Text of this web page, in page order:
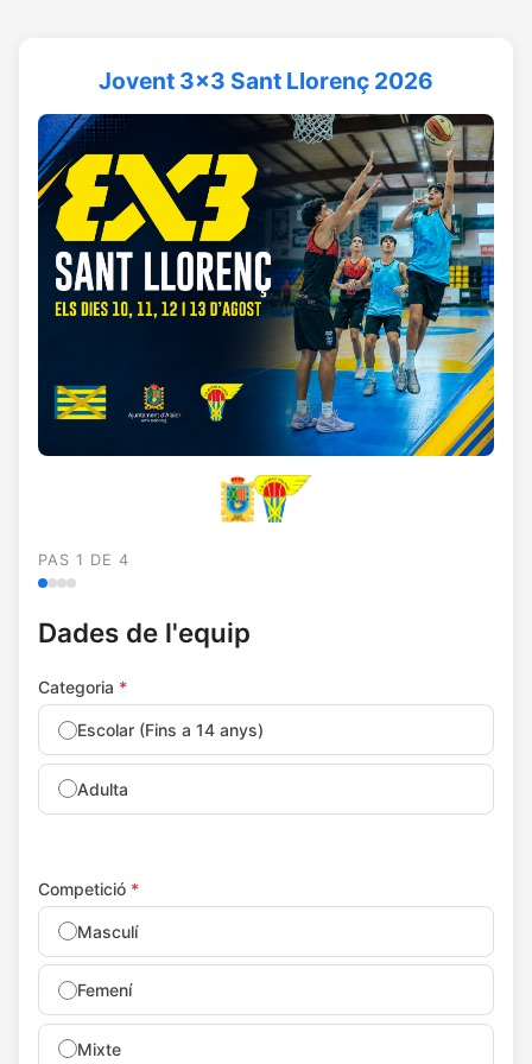
Jovent 3x3 Sant Llorenç 2026
PAS 1 DE 4
Dades de l'equip
Categoria *
Escolar (Fins a 14 anys)
Adulta
Competició *
Masculí
Femení
Mixte